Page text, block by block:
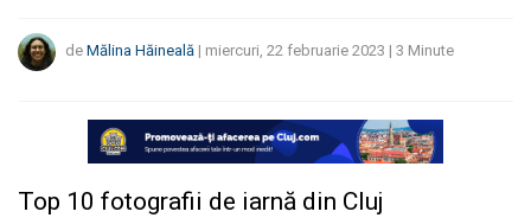
de Mălina Hăineală | miercuri, 22 februarie 2023 | 3 Minute
Top 10 fotografii de iarnă din Cluj